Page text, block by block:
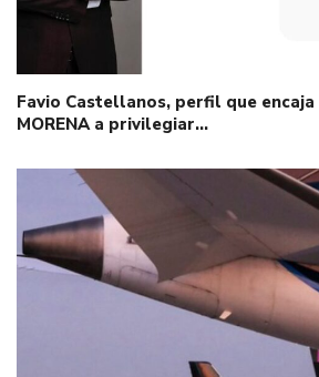
Favio Castellanos, perfil que
MORENA a privilegiar…